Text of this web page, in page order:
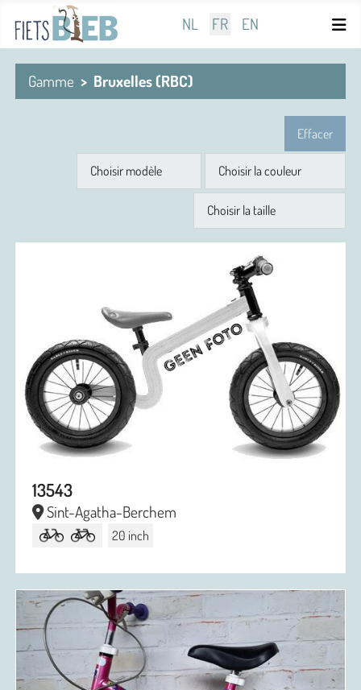
Sélectionnez votre langue
NL FR EN
Gamme Bruxelles (RBC)
Effacer
Modèle
Couleur
Taille
13543
Sint-Agatha-Berchem
20 inch